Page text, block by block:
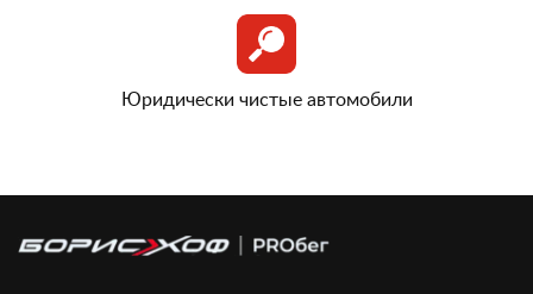
Юридически чистые автомобили